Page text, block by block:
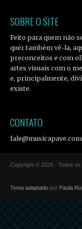
SOBRE O SITE
Feito para quem não
quer também vê-la,
preconceitos e com
artes visuais com o
e, principalmente,
existe.
CONTATO
fale@musicapave.com
Copyright © 2026 · Todos
Tema adaptado por Paula